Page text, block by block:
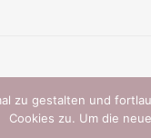
zu gestalten und
Cookies zu. Um die